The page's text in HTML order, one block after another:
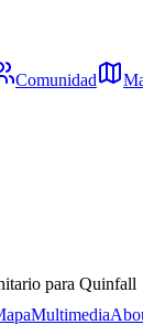
Comunidad
para Quinfall
Multimedia